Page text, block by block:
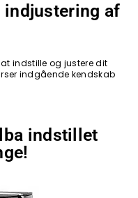
af
at indstille og justere dit
indgående kendskab
indstillet